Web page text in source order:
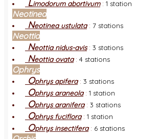
Limodorum abortivum: 1 station
Neotinea
Neotinea ustulata: 7 stations
Neottia
Neottia nidus-avis: 3 stations
Neottia ovata: 4 stations
Ophrys
Ophrys apifera: 3 stations
Ophrys araneola: 1 station
Ophrys aranifera: 3 stations
Ophrys fuciflora: 1 station
Ophrys insectifera: 6 stations